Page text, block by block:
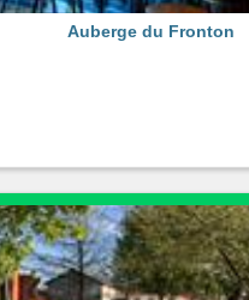
Auberge du Fronton